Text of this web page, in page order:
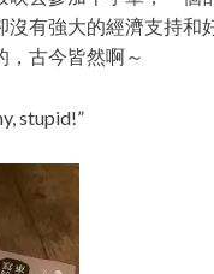
沒有強大的經濟支持和
，古今皆然啊～
stupid!”